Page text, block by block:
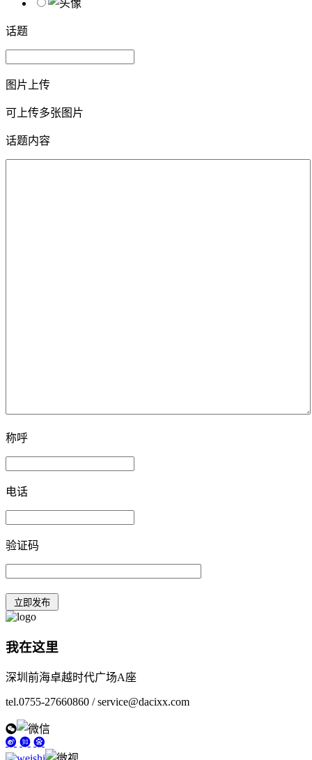
话题
图片上传
可上传多张图片
话题内容
称呼
电话
验证码
我在这里
深圳前海卓越时代广场A座
tel.0755-27660860 / service@dacixx.com